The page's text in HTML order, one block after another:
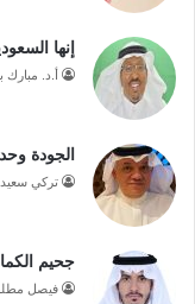
إنها
أ.د.
الجودة
تركي
جحيم
فيصل